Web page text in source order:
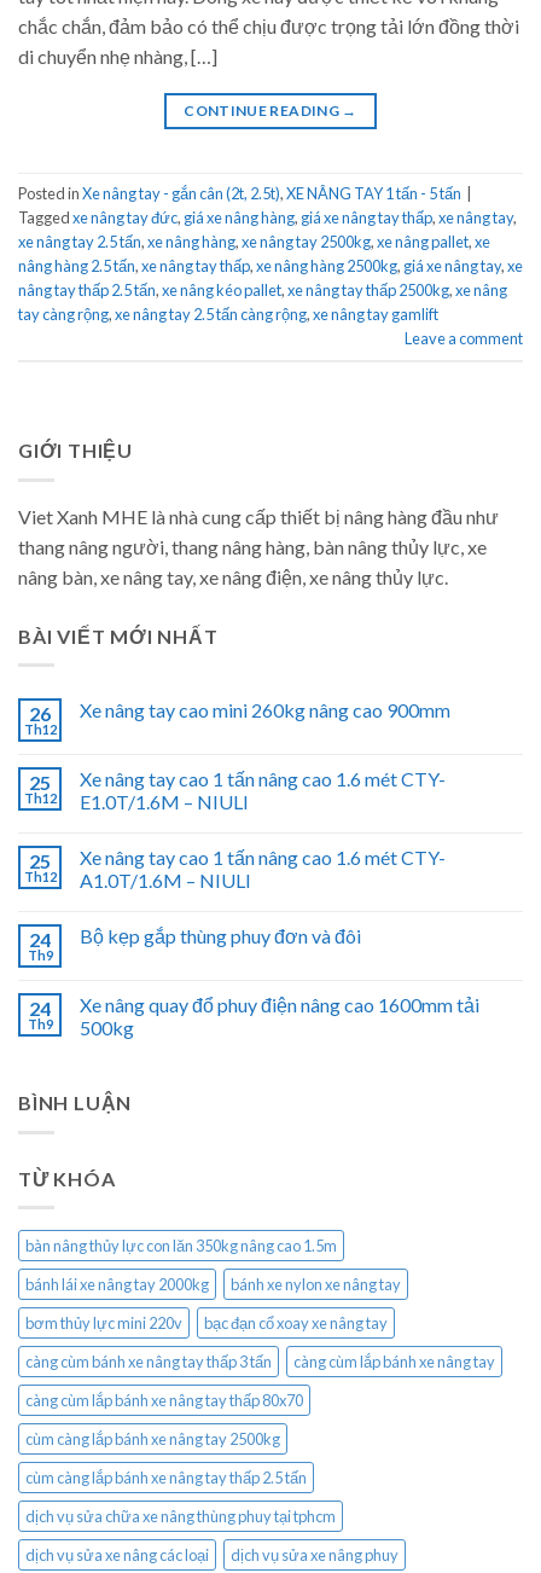
chắc chắn, đảm bảo có thể chịu được trọng tải lớn đồng thời
di chuyển nhẹ nhàng, […]
CONTINUE READING →
Posted inXe nâng tay - gắn cân (2t, 2.5t),XE NÂNG TAY 1 tấn - 5 tấn
Taggedxe nâng tay đức, giá xe nâng hàng, giá xe nâng tay thấp,xe nâng tay,
xe nâng tay 2.5 tấn,xe nâng hàng,xe nâng tay 2500kg,xe nâng pallet,xe
nâng hàng 2.5 tấn,xe nâng tay thấp,xe nâng hàng 2500kg, giá xe nâng tay,xe
nâng tay thấp 2.5 tấn,xe nâng kéo pallet,xe nâng tay thấp 2500kg,xe nâng
tay càng rộng,xe nâng tay 2.5 tấn càng rộng,xe nâng tay gamlift
Leave a comment
GIỚI THIỆU
Viet Xanh MHE là nhà cung cấp thiết bị nâng hàng đầu như
thang nâng người, thang nâng hàng, bàn nâng thủy lực, xe
nâng bàn, xe nâng tay, xe nâng điện, xe nâng thủy lực.
BÀI VIẾT MỚI NHẤT
26
Th12
Xe nâng tay cao mini 260kg nâng cao 900mm
25
Th12
Xe nâng tay cao 1 tấn nâng cao 1.6 mét CTY-
E1.0T/1.6M – NIULI
25
Th12
Xe nâng tay cao 1 tấn nâng cao 1.6 mét CTY-
A1.0T/1.6M – NIULI
24
Th9
Bộ kẹp gắp thùng phuy đơn và đôi
24
Th9
Xe nâng quay đổ phuy điện nâng cao 1600mm tải
500kg
BÌNH LUẬN
TỪ KHÓA
bàn nâng thủy lực con lăn 350kg nâng cao 1.5m
bánh lái xe nâng tay 2000kg
bánh xe nylon xe nâng tay
bơm thủy lực mini 220v
bạc đạn cổ xoay xe nâng tay
càng cùm bánh xe nâng tay thấp 3 tấn
càng cùm lắp bánh xe nâng tay
càng cùm lắp bánh xe nâng tay thấp 80x70
cùm càng lắp bánh xe nâng tay 2500kg
cùm càng lắp bánh xe nâng tay thấp 2.5 tấn
dịch vụ sửa chữa xe nâng thùng phuy tại tphcm
dịch vụ sửa xe nâng các loại
dịch vụ sửa xe nâng phuy